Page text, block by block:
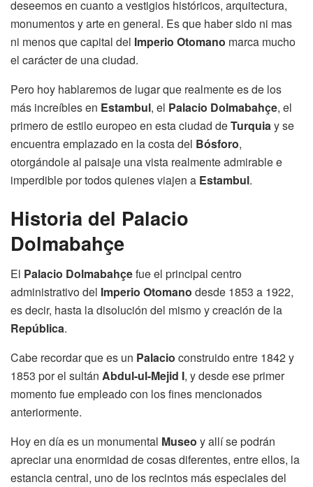
deseemos en cuanto a vestigios históricos, arquitectura,
monumentos y arte en general. Es que haber sido ni mas
ni menos que capital del Imperio Otomano marca mucho
el carácter de una ciudad.
Pero hoy hablaremos de lugar que realmente es de los
más increíbles en Estambul, el Palacio Dolmabahçe, el
primero de estilo europeo en esta ciudad deTurquiay se
encuentra emplazado en la costa del Bósforo,
otorgándole al paisaje una vista realmente admirable e
imperdible por todos quienes viajen a Estambul.
Historia del Palacio
Dolmabahçe
El Palacio Dolmabahçefue el principal centro
administrativo del Imperio Otomano desde 1853 a 1922,
es decir, hasta la disolución del mismo y creación de la
República.
Cabe recordar que es un Palacio construido entre 1842 y
1853 por el sultán Abdul-ul-Mejid I, y desde ese primer
momento fue empleado con los fines mencionados
anteriormente.
Hoy en día es un monumental Museo y allí se podrán
apreciar una enormidad de cosas diferentes, entre ellos, la
estancia central, uno de los recintos más especiales del